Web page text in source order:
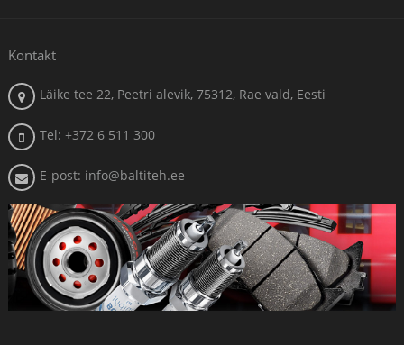
Kontakt
Läike tee 22, Peetri alevik, 75312, Rae vald, Eesti
Tel: +372 6 511 300
E-post: info@baltiteh.ee